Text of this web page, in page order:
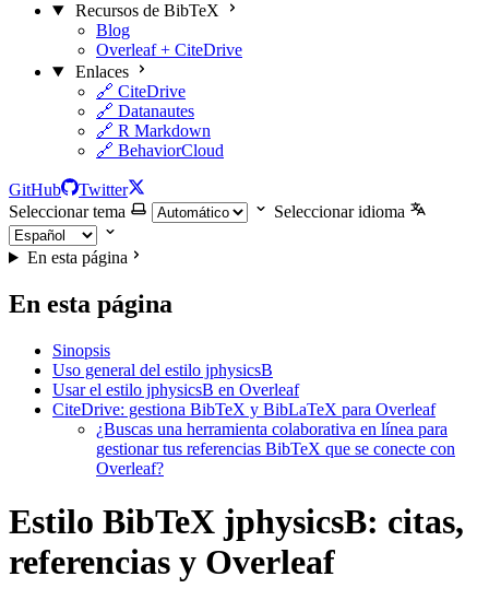
Recursos de BibTeX
Blog
Overleaf + CiteDrive
Enlaces
🔗 CiteDrive
🔗 Datanautes
🔗 R Markdown
🔗 BehaviorCloud
GitHub
Twitter
Seleccionar tema
Seleccionar idioma
En esta página
En esta página
Sinopsis
Uso general del estilo jphysicsB
Usar el estilo jphysicsB en Overleaf
CiteDrive: gestiona BibTeX y BibLaTeX para Overleaf
¿Buscas una herramienta colaborativa en línea para
gestionar tus referencias BibTeX que se conecte con
Overleaf?
Estilo BibTeX jphysicsB: citas,
referencias y Overleaf